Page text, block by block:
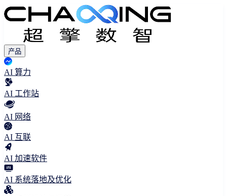
产品
AI 算力
AI 工作站
AI 网络
AI 互联
AI 加速软件
AI 系统落地及优化